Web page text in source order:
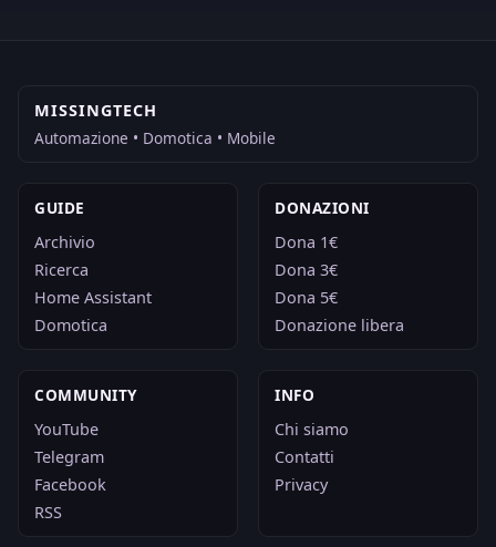
MISSINGTECH
Automazione • Domotica • Mobile
GUIDE
Archivio
Ricerca
Home Assistant
Domotica
DONAZIONI
Dona 1€
Dona 3€
Dona 5€
Donazione libera
COMMUNITY
YouTube
Telegram
Facebook
RSS
INFO
Chi siamo
Contatti
Privacy